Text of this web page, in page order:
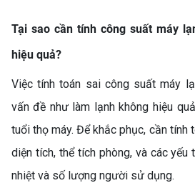
Tại sao cần tính công suất máy
hiệu quả?
Việc tính toán sai công suất máy
vấn đề như làm lạnh không hiệu
tuổi thọ máy. Để khắc phục, cần tính
diện tích, thể tích phòng, và các
nhiệt và số lượng người sử dụng.